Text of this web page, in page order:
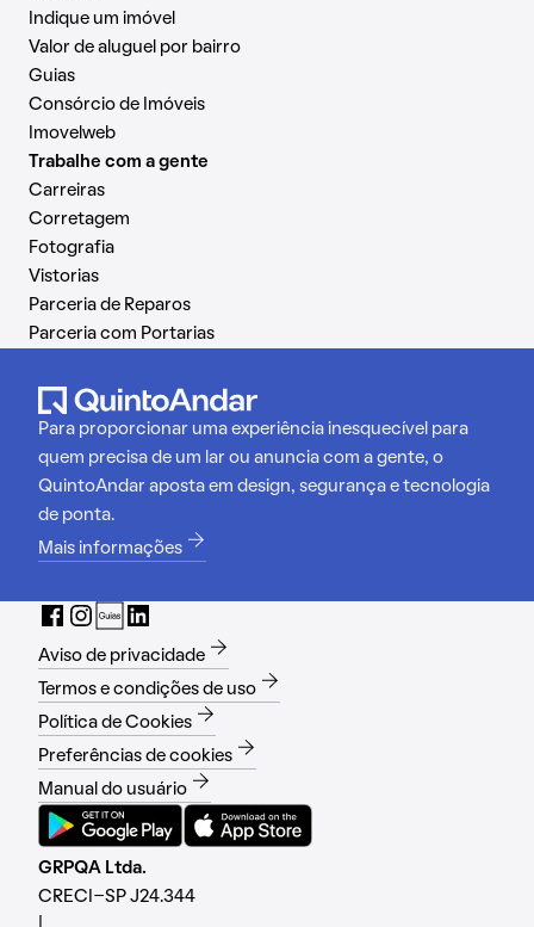
Indique um imóvel
Valor de aluguel por bairro
Guias
Consórcio de Imóveis
Imovelweb
Trabalhe com a gente
Carreiras
Corretagem
Fotografia
Vistorias
Parceria de Reparos
Parceria com Portarias
Para proporcionar uma experiência inesquecível para
quem precisa de um lar ou anuncia com a gente, o
QuintoAndar aposta em design, segurança e tecnologia
de ponta.
Mais informações
Aviso de privacidade
Termos e condições de uso
Política de Cookies
Preferências de cookies
Manual do usuário
GRPQA Ltda.
CRECI-SP J24.344